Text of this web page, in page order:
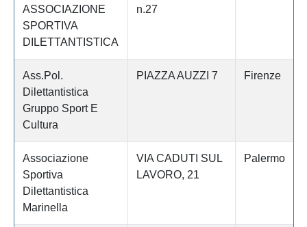
ASSOCIAZIONE
SPORTIVA
DILETTANTISTICA
n.27
Ass.Pol.
Dilettantistica
Gruppo Sport E
Cultura
PIAZZA AUZZI 7 Firenze
Associazione
Sportiva
Dilettantistica
Marinella
VIA CADUTI SUL
LAVORO, 21
Palermo